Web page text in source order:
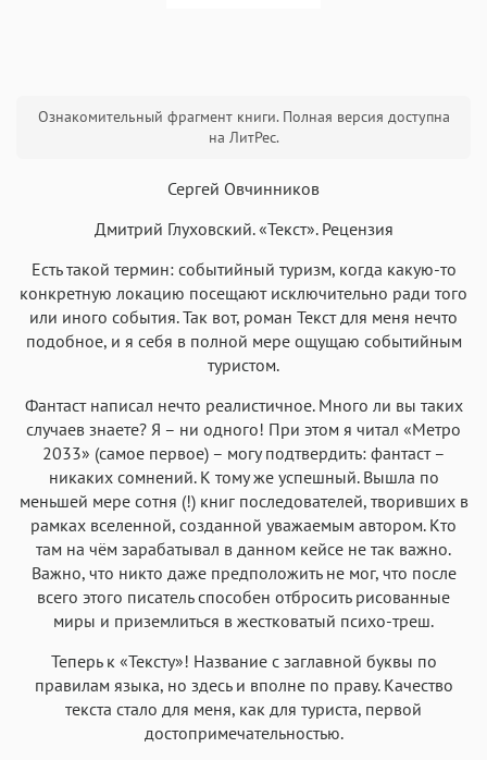
Текст Текст Текст Текст
Аа
Roboto
Аа
Garamond
Аа
Fira Sans
Аа
Times
Аа
Helvetica Neue
Аа
Arial Аа
Georgia
Аа
Times New Roman
Аа
Courier
Аа
Courier New
Аа
Menlo
Аа
SF Mono
Ознакомительный фрагмент книги. Полная версия доступна
на ЛитРес.
Сергей Овчинников
Дмитрий Глуховский. «Текст». Рецензия
Есть такой термин: событийный туризм, когда какую-то
конкретную локацию посещают исключительно ради того
или иного события. Так вот, роман Текст для меня нечто
подобное, и я себя в полной мере ощущаю событийным
туристом.
Фантаст написал нечто реалистичное. Много ли вы таких
случаев знаете? Я – ни одного! При этом я читал «Метро
2033» (самое первое) – могу подтвердить: фантаст –
никаких сомнений. К тому же успешный. Вышла по
меньшей мере сотня (!) книг последователей, творивших в
рамках вселенной, созданной уважаемым автором. Кто
там на чём зарабатывал в данном кейсе не так важно.
Важно, что никто даже предположить не мог, что после
всего этого писатель способен отбросить рисованные
миры и приземлиться в жестковатый психо-треш.
Теперь к «Тексту»! Название с заглавной буквы по
правилам языка, но здесь и вполне по праву. Качество
текста стало для меня, как для туриста, первой
достопримечательностью.